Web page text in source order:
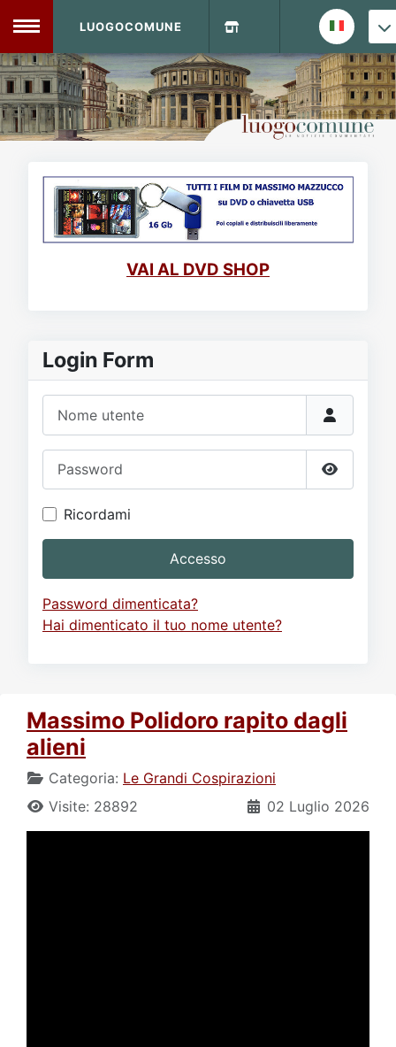
MENU
Home
DVD Shop
Sito
Forum
LUOGOCOMUNE
VAI AL DVD SHOP
Login Form
Mostra
Ricordami
Accesso
Password dimenticata?
Hai dimenticato il tuo nome utente?
Massimo Polidoro rapito dagli
alieni
Categoria: Le Grandi Cospirazioni
02 Luglio 2026
Visite: 28892